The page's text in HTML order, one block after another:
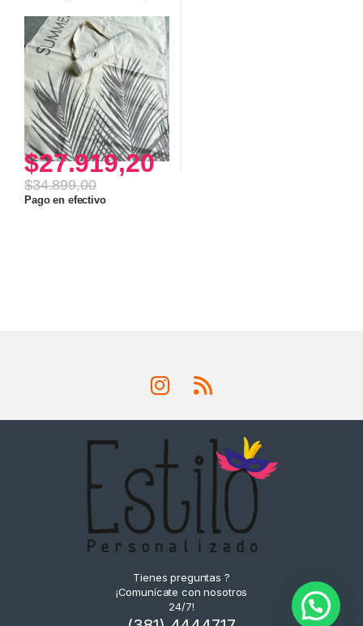
$27.919,20
$34.899,00
Pago en efectivo
Tienes preguntas ?
¡Comunícate con nosotros
24/7!